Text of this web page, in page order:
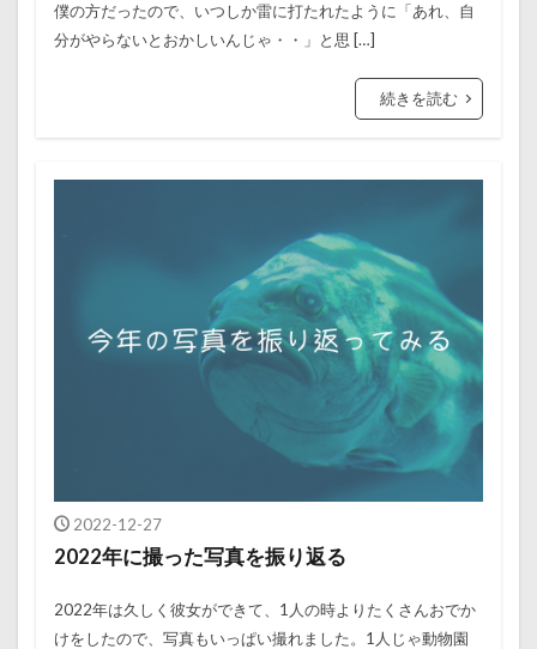
僕の方だったので、いつしか雷に打たれたように「あれ、自
分がやらないとおかしいんじゃ・・」と思 […]
続きを読む
2022-12-27
2022年に撮った写真を振り返る
2022年は久しく彼女ができて、1人の時よりたくさんおでか
けをしたので、写真もいっぱい撮れました。1人じゃ動物園